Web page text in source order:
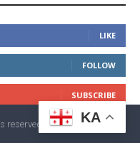
LIKE
FOLLOW
SUBSCRIBE
reserved KA